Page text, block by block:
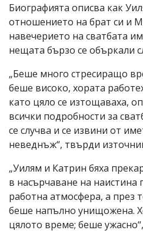
Биографията описва как
отношението на брат си и
навечерието на сватбата
нещата бързо се объркали
„Беше много стресиращо
беше високо, хората
като цяло се изтощаваха,
всички подробности за
се случва и се извини от
неведнъж“, твърди
„Уилям и Катрин бяха
в насърчаване на наистина
работна атмосфера, а през
беше напълно унищожена.
цялото време; беше